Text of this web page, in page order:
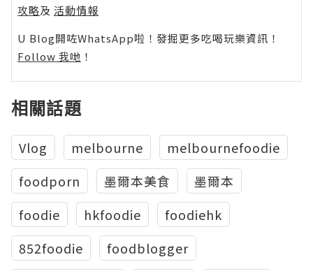
攻略及 活動情報
U Blog開咗WhatsApp啦！發掘更多吃喝玩樂資訊！
Follow 我哋 ！
相關話題
Vlog melbourne
melbournefoodie
foodporn
墨爾本美食
墨爾本
foodie
hkfoodie
foodiehk
852foodie
foodblogger